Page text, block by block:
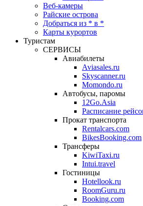
Веб-камеры
Райские острова
Добраться из * в *
Карты курортов
Туристам
СЕРВИСЫ
Авиабилеты
Aviasales.ru
Skyscanner.ru
Momondo.ru
Автобусы, паромы
12Go.Asia
Расписание
Прокат транспорта
Rentalcars.com
BikesBooking.com
Трансферы
KiwiTaxi.ru
Intui.travel
Гостиницы
Hotellook.ru
RoomGuru.ru
Booking.com